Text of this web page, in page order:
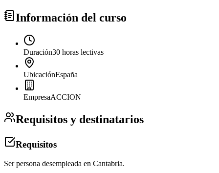
Información del curso
Duración30 horas lectivas
UbicaciónEspaña
EmpresaACCION
Requisitos y destinatarios
Requisitos
Ser persona desempleada en Cantabria.